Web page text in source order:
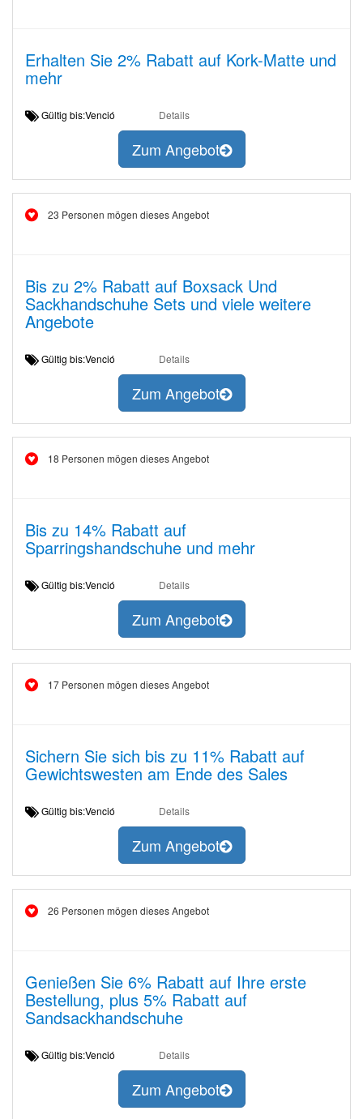
Erhalten Sie 2% Rabatt auf Kork-Matte und
mehr
Gültig bis:Venció Details
Zum Angebot
23 Personen mögen dieses Angebot
Bis zu 2% Rabatt auf Boxsack Und
Sackhandschuhe Sets und viele weitere
Angebote
Gültig bis:Venció Details
Zum Angebot
18 Personen mögen dieses Angebot
Bis zu 14% Rabatt auf
Sparringshandschuhe und mehr
Gültig bis:Venció Details
Zum Angebot
17 Personen mögen dieses Angebot
Sichern Sie sich bis zu 11% Rabatt auf
Gewichtswesten am Ende des Sales
Gültig bis:Venció Details
Zum Angebot
26 Personen mögen dieses Angebot
Genießen Sie 6% Rabatt auf Ihre erste
Bestellung, plus 5% Rabatt auf
Sandsackhandschuhe
Gültig bis:Venció Details
Zum Angebot